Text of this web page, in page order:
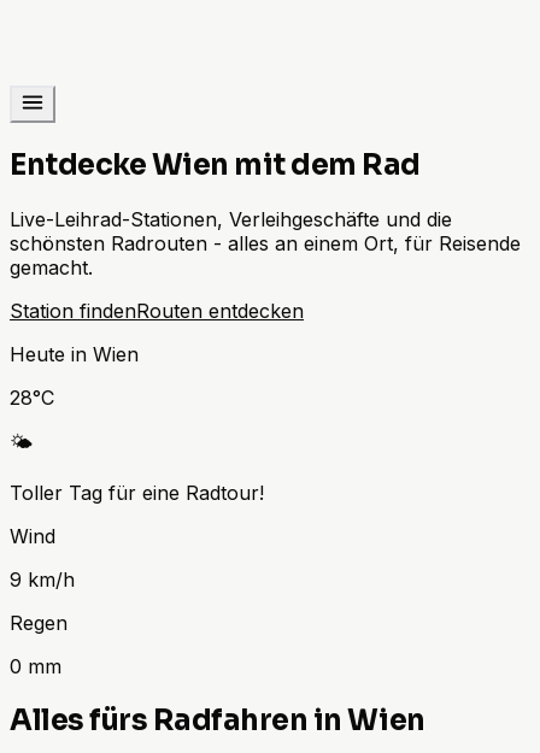
Entdecke Wien mit dem Rad
Live-Leihrad-Stationen, Verleihgeschäfte und die
schönsten Radrouten - alles an einem Ort, für Reisende
gemacht.
Station findenRouten entdecken
Heute in Wien
28°C
🌤️
Toller Tag für eine Radtour!
Wind
9 km/h
Regen
0 mm
Alles fürs Radfahren in Wien